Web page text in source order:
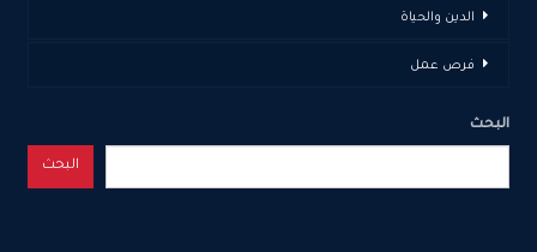
الدين والحياة
فرص عمل
البحث
البحث